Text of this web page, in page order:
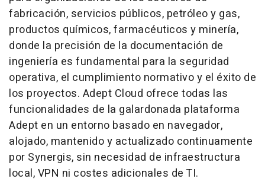
fabricación, servicios públicos, petróleo y gas,
productos químicos, farmacéuticos y minería,
donde la precisión de la documentación de
ingeniería es fundamental para la seguridad
operativa, el cumplimiento normativo y el éxito de
los proyectos. Adept Cloud ofrece todas las
funcionalidades de la galardonada plataforma
Adept en un entorno basado en navegador,
alojado, mantenido y actualizado continuamente
por Synergis, sin necesidad de infraestructura
local, VPN ni costes adicionales de TI.